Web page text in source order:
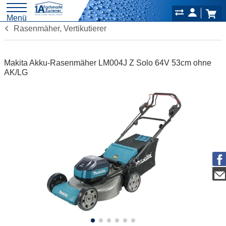
Menü
Rasenmäher, Vertikutierer
Makita Akku-Rasenmäher LM004J Z Solo 64V 53cm ohne
AK/LG